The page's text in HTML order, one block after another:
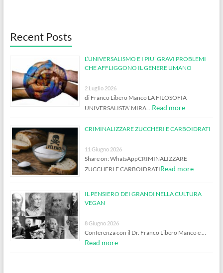
Recent Posts
L’UNIVERSALISMO E I PIU’ GRAVI PROBLEMI
CHE AFFLIGGONO IL GENERE UMANO
2 Luglio 2026
di Franco Libero Manco LA FILOSOFIA
UNIVERSALISTA’ MIRA …Read more
CRIMINALIZZARE ZUCCHERI E CARBOIDRATI
11 Giugno 2026
Share on: WhatsAppCRIMINALIZZARE
ZUCCHERI E CARBOIDRATIRead more
IL PENSIERO DEI GRANDI NELLA CULTURA
VEGAN
8 Giugno 2026
Conferenza con il Dr. Franco Libero Manco e …
Read more